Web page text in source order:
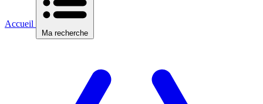
Accueil
Ma recherche